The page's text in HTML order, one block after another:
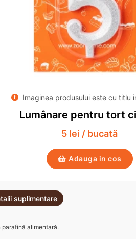
Imaginea produsului este cu titlu
Lumânare pentru tort
5 lei / bucată
Adauga in cos
suplimentare
alimentară.